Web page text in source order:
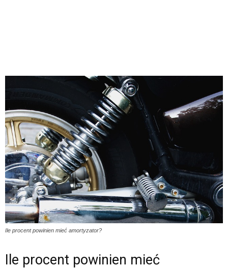
Ile procent powinien mieć amortyzator?
Ile procent powinien mieć